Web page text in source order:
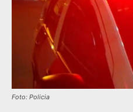
Foto: Policia